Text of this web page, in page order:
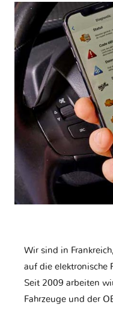
Wir sind in
auf die elektronische
Seit 2009 arbeiten
Fahrzeuge und der